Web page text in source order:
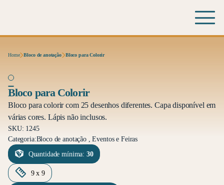
Home Bloco de anotação Bloco para Colorir
Bloco para Colorir
Bloco para colorir com 25 desenhos diferentes. Capa disponível em
várias cores. Lápis não inclusos.
SKU: 1245
Categoria:Bloco de anotação , Eventos e Feiras
Quantidade mínima: 30
9 x 9